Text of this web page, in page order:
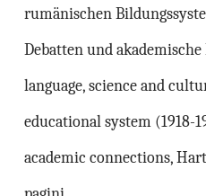
rumänischen
Debatten und
language, science and
educational system (1918-
academic connections,